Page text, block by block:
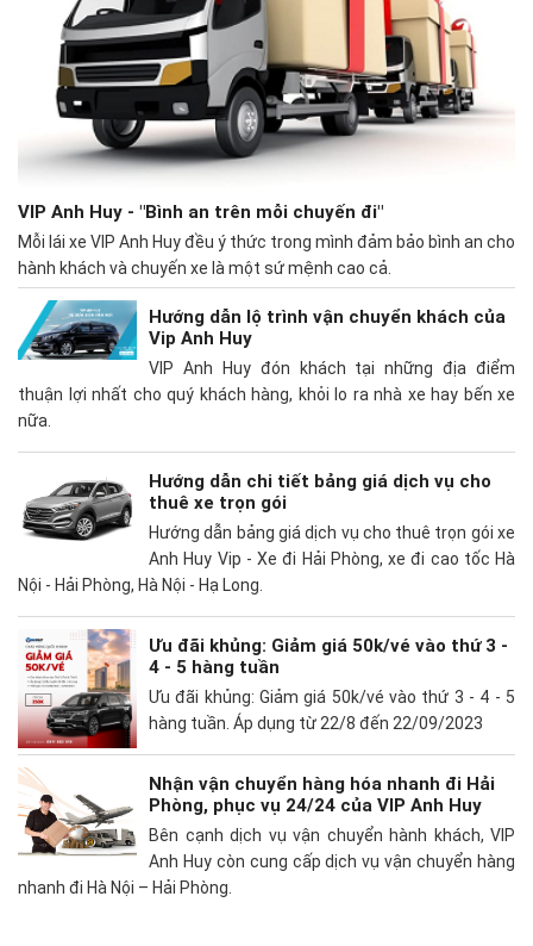
VIP Anh Huy - "Bình an trên mỗi chuyến đi"
Mỗi lái xe VIP Anh Huy đều ý thức trong mình đảm bảo bình an cho
hành khách và chuyến xe là một sứ mệnh cao cả.
Hướng dẫn lộ trình vận chuyển khách của
Vip Anh Huy
VIP Anh Huy đón khách tại những địa điểm
thuận lợi nhất cho quý khách hàng, khỏi lo ra nhà xe hay bến xe
nữa.
Hướng dẫn chi tiết bảng giá dịch vụ cho
thuê xe trọn gói
Hướng dẫn bảng giá dịch vụ cho thuê trọn gói xe
Anh Huy Vip - Xe đi Hải Phòng, xe đi cao tốc Hà
Nội - Hải Phòng, Hà Nội - Hạ Long.
Ưu đãi khủng: Giảm giá 50k/vé vào thứ 3 -
4 - 5 hàng tuần
Ưu đãi khủng: Giảm giá 50k/vé vào thứ 3 - 4 - 5
hàng tuần. Áp dụng từ 22/8 đến 22/09/2023
Nhận vận chuyển hàng hóa nhanh đi Hải
Phòng, phục vụ 24/24 của VIP Anh Huy
Bên cạnh dịch vụ vận chuyển hành khách, VIP
Anh Huy còn cung cấp dịch vụ vận chuyển hàng
nhanh đi Hà Nội – Hải Phòng.